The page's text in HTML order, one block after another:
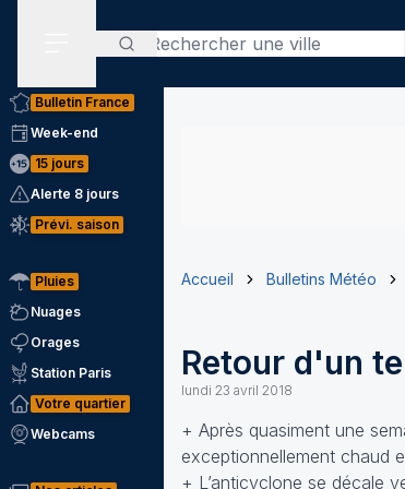
Rechercher
Bulletin France
Week-end
15 jours
Alerte 8 jours
Prévi. saison
Pluies
Nuages
Orages
Station Paris
Votre quartier
Webcams
Accueil Bulletins Météo
Retour d'un
lundi 23 avril 2018
+ Après quasiment une
exceptionnellement chaud
+ L’anticyclone se décale